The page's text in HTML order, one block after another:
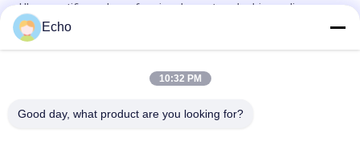
UL-gecertificeerde professionele gestrande drievoudig
geïsoleerde draadkoperwikkeldraad TIW voor transformatoren
Drievoudig geïsoleerde draad 0,15 mm geïsoleerde TIW-draad
TIW-B/F drievoudige geïsoleerde draad 0,15 mm geïsoleerde
Echo
10:32 PM
Good day, what product are you looking for?